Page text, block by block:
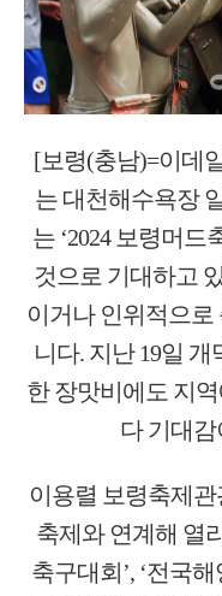
[보령(충남)=이데
는 대천해수욕장
는 ‘2024 보령머드
것으로 기대하고
이거나 인위적으로
니다. 지난 19일
한 장맛비에도 지
다 기대
이용렬 보령축제
축제와 연계해 열
축구대회’, ‘전국